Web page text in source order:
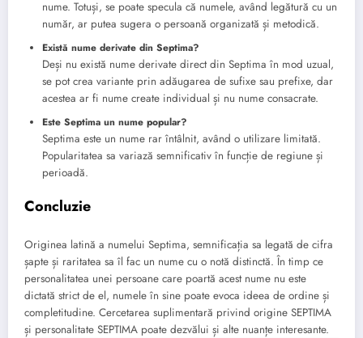
nume. Totuși, se poate specula că numele, având legătură cu un
număr, ar putea sugera o persoană organizată și metodică.
Există nume derivate din Septima?
Deși nu există nume derivate direct din Septima în mod uzual,
se pot crea variante prin adăugarea de sufixe sau prefixe, dar
acestea ar fi nume create individual și nu nume consacrate.
Este Septima un nume popular?
Septima este un nume rar întâlnit, având o utilizare limitată.
Popularitatea sa variază semnificativ în funcție de regiune și
perioadă.
Concluzie
Originea latină a numelui Septima, semnificația sa legată de cifra
șapte și raritatea sa îl fac un nume cu o notă distinctă. În timp ce
personalitatea unei persoane care poartă acest nume nu este
dictată strict de el, numele în sine poate evoca ideea de ordine și
completitudine. Cercetarea suplimentară privind origine SEPTIMA
și personalitate SEPTIMA poate dezvălui și alte nuanțe interesante.